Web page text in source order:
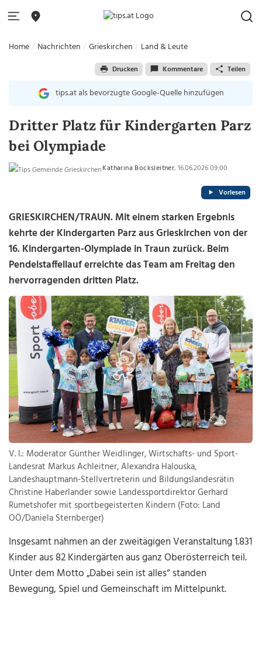
Home Nachrichten Grieskirchen Land & Leute
Drucken Kommentare Teilen
tips.at als bevorzugte Google-Quelle hinzufügen
Dritter Platz für Kindergarten Parz
bei Olympiade
Katharina Bocksleitner, 16.06.2026 09:00
Vorlesen
GRIESKIRCHEN/TRAUN. Mit einem starken Ergebnis
kehrte der Kindergarten Parz aus Grieskirchen von der
16. Kindergarten-Olympiade in Traun zurück. Beim
Pendelstaffellauf erreichte das Team am Freitag den
hervorragenden dritten Platz.
V. l.: Moderator Günther Weidlinger, Wirtschafts- und Sport-
Landesrat Markus Achleitner, Alexandra Halouska,
Landeshauptmann-Stellvertreterin und Bildungslandesrätin
Christine Haberlander sowie Landessportdirektor Gerhard
Rumetshofer mit sportbegeisterten Kindern (Foto: Land
OÖ/Daniela Sternberger)
Insgesamt nahmen an der zweitägigen Veranstaltung 1.831
Kinder aus 82 Kindergärten aus ganz Oberösterreich teil.
Unter dem Motto „Dabei sein ist alles“ standen
Bewegung, Spiel und Gemeinschaft im Mittelpunkt.